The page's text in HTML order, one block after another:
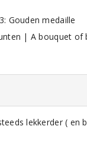
Gouden medaille
| A bouquet of
lekkerder ( en